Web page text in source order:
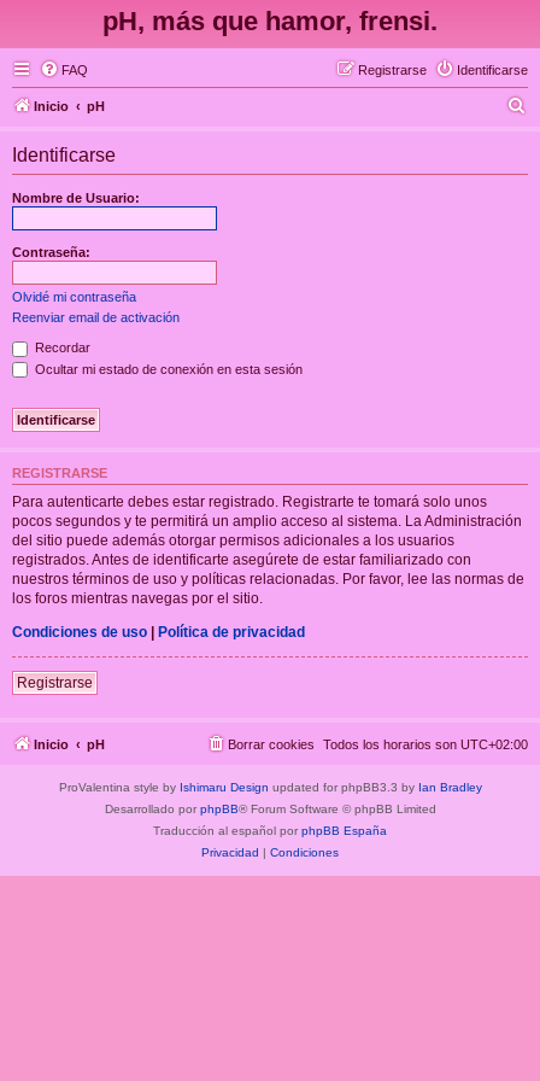
pH, más que hamor, frensi.
FAQ Identificarse
Registrarse
Inicio pH
Identificarse
Nombre de Usuario:
Contraseña:
Olvidé mi contraseña
Reenviar email de activación
Recordar
Ocultar mi estado de conexión en esta sesión
REGISTRARSE
Para autenticarte debes estar registrado. Registrarte te tomará solo unos
pocos segundos y te permitirá un amplio acceso al sistema. La Administración
del sitio puede además otorgar permisos adicionales a los usuarios
registrados. Antes de identificarte asegúrete de estar familiarizado con
nuestros términos de uso y políticas relacionadas. Por favor, lee las normas de
los foros mientras navegas por el sitio.
Condiciones de uso | Política de privacidad
Registrarse
Inicio pH Todos los horarios son UTC+02:00
Borrar cookies
ProValentina style by Ishimaru Design updated for phpBB3.3 by Ian Bradley
Desarrollado por phpBB® Forum Software © phpBB Limited
Traducción al español por phpBB España
Privacidad | Condiciones